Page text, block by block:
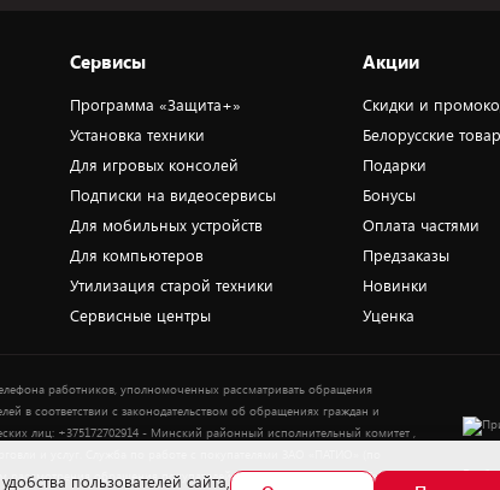
Сервисы
Программа «Защита+»
Установка техники
Для игровых консолей
Подписки на видеосервисы
Для мобильных устройств
Для компьютеров
Утилизация старой техники
Сервисные центры
Акции
Скидки и
Белорусские
Подарки
Бонусы
Оплата частями
Предзаказы
Новинки
Уценка
работников, уполномоченных рассматривать обращения
в соответствии с законодательством об обращениях граждан и
лиц: +375172702914 - Минский районный исполнительный комитет ,
рассмотрения обращения покупателей о нарушении их прав): Тел.:
пользователей сайта,